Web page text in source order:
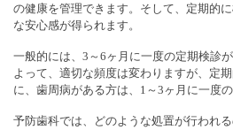
の健康を管理できます。そして、定期的
な安心感が得られます。
一般的には、3～6ヶ月に一度の定期検診
よって、適切な頻度は変わりますが、定
に、歯周病がある方は、1～3ヶ月に一度
予防歯科では、どのような処置が行われ